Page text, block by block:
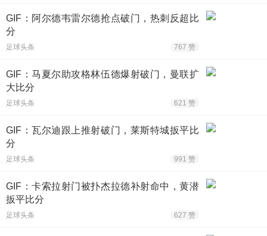
GIF：阿尔德韦雷尔德抢点破门，热刺反超比
分
足球头条 767 赞
GIF：马夏尔助攻格林伍德爆射破门，曼联扩
大比分
足球头条 621 赞
GIF：瓦尔迪跟上推射破门，莱斯特城扳平比
分
足球头条 991 赞
GIF：卡索拉射门被扑杰拉德补射命中，黄潜
扳平比分
足球头条 627 赞